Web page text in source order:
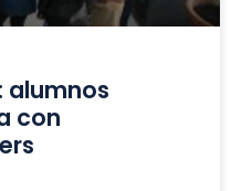
alumnos
con